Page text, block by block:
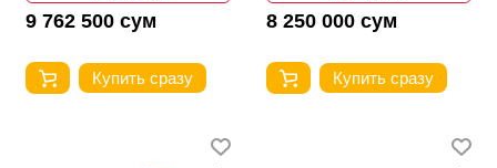
9 762 500 сум
Купить сразу
8 250 000 сум
Купить сразу